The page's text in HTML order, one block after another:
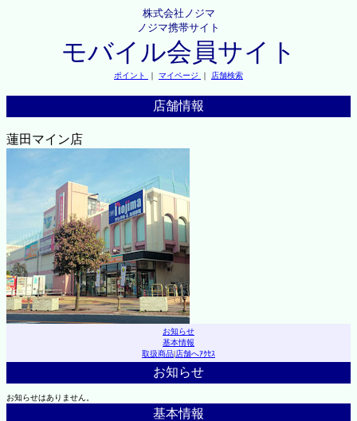
株式会社ノジマ
ノジマ携帯サイト
モバイル会員サイト
ポイント ｜ マイページ ｜ 店舗検索
店舗情報
蓮田マイン店
お知らせ
基本情報
取扱商品|店舗へｱｸｾｽ
お知らせ
お知らせはありません。
基本情報